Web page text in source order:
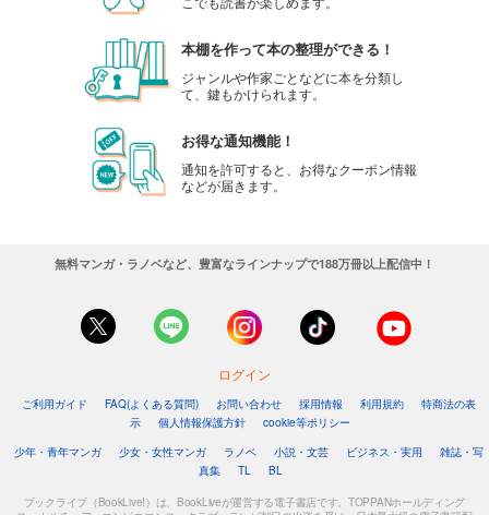
本棚を作って本の整理ができる！
ジャンルや作家ごとなどに本を分類し
て、鍵もかけられます。
お得な通知機能！
通知を許可すると、お得なクーポン情報
などが届きます。
無料マンガ・ラノベなど、豊富なラインナップで188万冊以上配信中！
ログイン
ご利用ガイド FAQ(よくある質問) お問い合わせ 採用情報 利用規約
特商法の表
示
個人情報保護方針
cookie等ポリシー
少年・青年マンガ
少女・女性マンガ ラノベ 小説・文芸 ビジネス・実用
雑誌・写
真集
TL BL
ブックライブ（BookLive!）は、BookLiveが運営する電子書店です。TOPPANホールディング